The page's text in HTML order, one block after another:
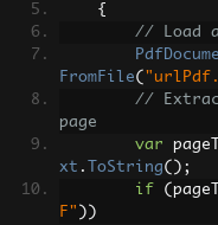
{
// Load
FromFile(
//
page
var
xt . ToString();
if
(
F" ))